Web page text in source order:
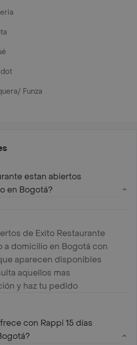
Funza
estan abiertos
en Bogotá?
de Exito Restaurante
a domicilio en Bogotá con
aparecen disponibles
aquellos mas
y haz tu pedido
con Rappi 15 días